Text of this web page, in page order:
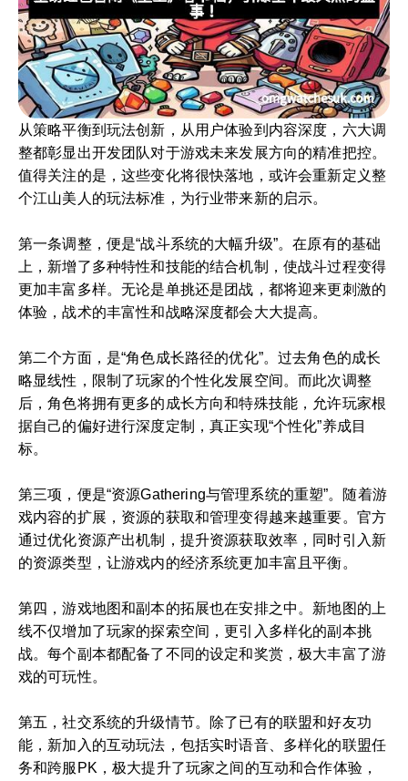
从策略平衡到玩法创新，从用户体验到内容深度，六大调
整都彰显出开发团队对于游戏未来发展方向的精准把控。
值得关注的是，这些变化将很快落地，或许会重新定义整
个江山美人的玩法标准，为行业带来新的启示。
第一条调整，便是“战斗系统的大幅升级”。在原有的基础
上，新增了多种特性和技能的结合机制，使战斗过程变得
更加丰富多样。无论是单挑还是团战，都将迎来更刺激的
体验，战术的丰富性和战略深度都会大大提高。
第二个方面，是“角色成长路径的优化”。过去角色的成长
略显线性，限制了玩家的个性化发展空间。而此次调整
后，角色将拥有更多的成长方向和特殊技能，允许玩家根
据自己的偏好进行深度定制，真正实现“个性化”养成目
标。
第三项，便是“资源Gathering与管理系统的重塑”。随着游
戏内容的扩展，资源的获取和管理变得越来越重要。官方
通过优化资源产出机制，提升资源获取效率，同时引入新
的资源类型，让游戏内的经济系统更加丰富且平衡。
第四，游戏地图和副本的拓展也在安排之中。新地图的上
线不仅增加了玩家的探索空间，更引入多样化的副本挑
战。每个副本都配备了不同的设定和奖赏，极大丰富了游
戏的可玩性。
第五，社交系统的升级情节。除了已有的联盟和好友功
能，新加入的互动玩法，包括实时语音、多样化的联盟任
务和跨服PK，极大提升了玩家之间的互动和合作体验，